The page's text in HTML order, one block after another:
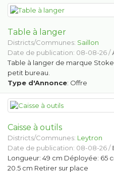
Table à langer
Districts/Communes: Saillon
Date de publication: 08-08-26 /
Table à langer de marque
petit bureau.
Type d'Annonce: Offre
Caisse à outils
Districts/Communes: Leytron
Date de publication: 08-08-26 /
Longueur: 49 cm Déployée: 65
20.5 cm Retirer sur place